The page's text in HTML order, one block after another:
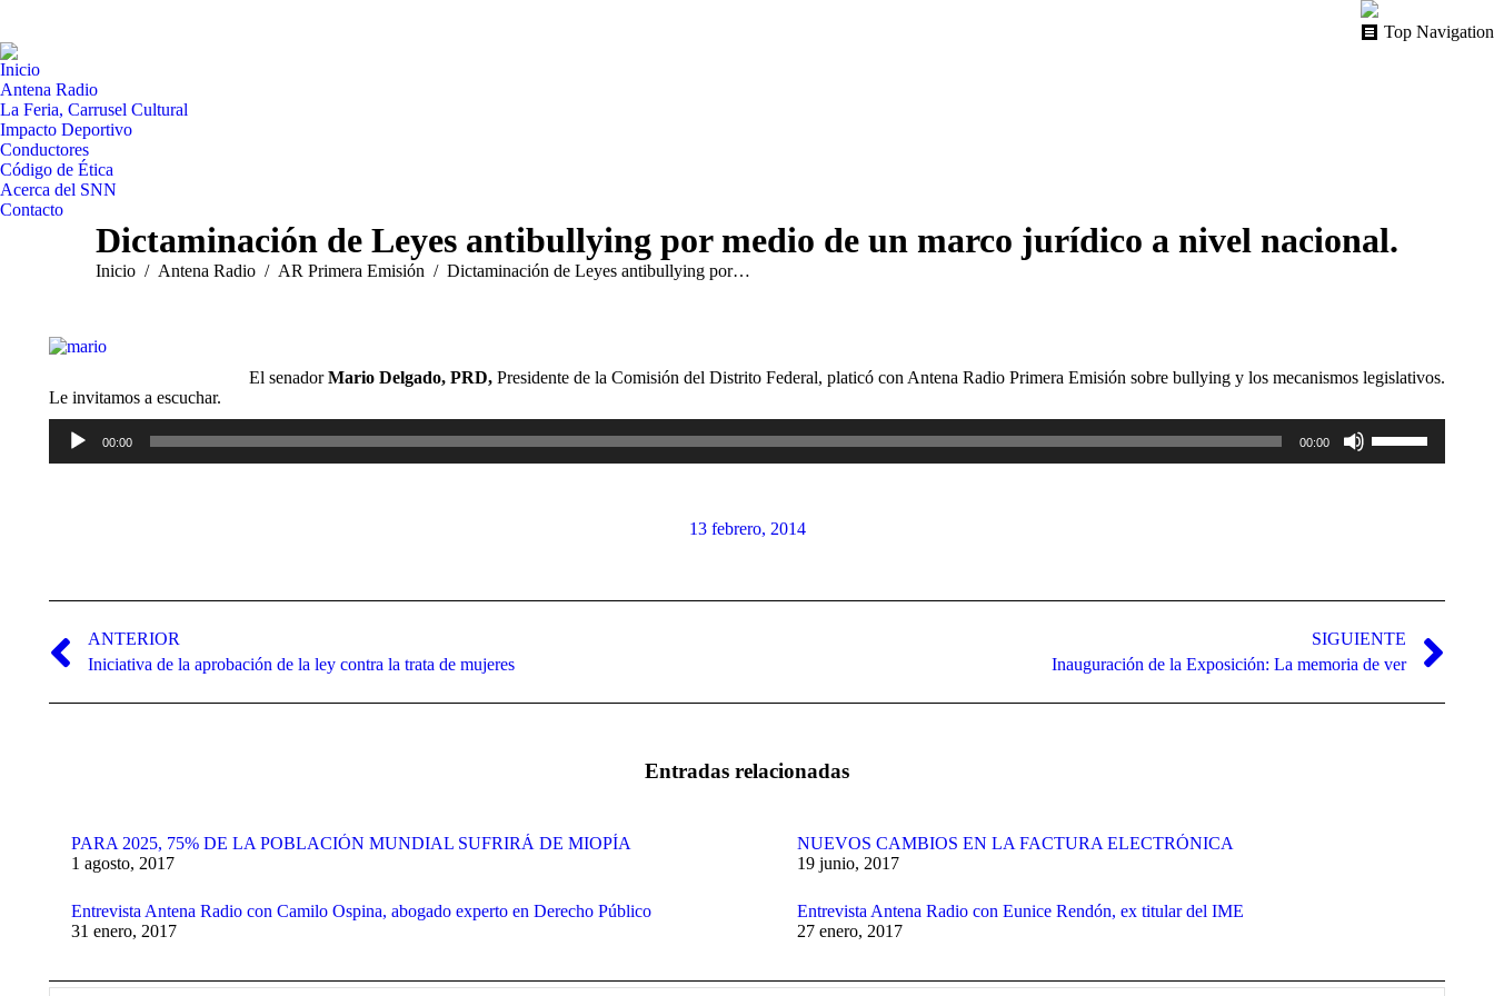
Top Navigation
Inicio
Antena Radio
La Feria, Carrusel Cultural
Impacto Deportivo
Conductores
Código de Ética
Acerca del SNN
Contacto
Dictaminación de Leyes antibullying por medio de un marco jurídico a nivel nacional.
Estás aquí:
Inicio Antena Radio AR Primera Emisión Dictaminación de Leyes antibullying por…
El senadorMario Delgado, PRD, Presidente de la Comisión del Distrito Federal, platicó con Antena Radio Primera Emisión sobre bullying y los mecanismos legislativos.
Le invitamos a escuchar.
Reproductor
audio
00:00 00:00
las
teclas
disminuir
volumen.
13 febrero, 2014
entre
publicaciones
ANTERIOR
Publicación
Iniciativa de la aprobación de la ley contra la trata de mujeres
SIGUIENTE
Inauguración de la Exposición: La memoria de ver
Entradas relacionadas
PARA 2025, 75% DE LA POBLACIÓN MUNDIAL SUFRIRÁ DE MIOPÍA
1 agosto, 2017
NUEVOS CAMBIOS EN LA FACTURA ELECTRÓNICA
19 junio, 2017
Entrevista Antena Radio con Camilo Ospina, abogado experto en Derecho Público
31 enero, 2017
Entrevista Antena Radio con Eunice Rendón, ex titular del IME
27 enero, 2017